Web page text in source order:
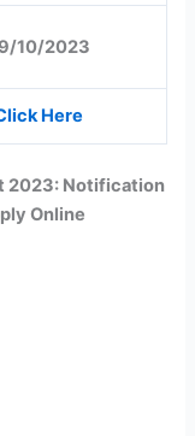
10/2023
Here
2023: Notification
Online